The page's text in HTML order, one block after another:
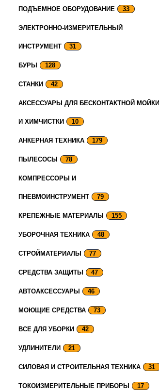
ПОДЪЕМНОЕ ОБОРУДОВАНИЕ 33
ЭЛЕКТРОННО-ИЗМЕРИТЕЛЬНЫЙ
ИНСТРУМЕНТ 31
БУРЫ 128
СТАНКИ 42
АКСЕССУАРЫ ДЛЯ БЕСКОНТАКТНОЙ МОЙКИ
И ХИМЧИСТКИ 10
АНКЕРНАЯ ТЕХНИКА 179
ПЫЛЕСОСЫ 78
КОМПРЕССОРЫ И
ПНЕВМОИНСТРУМЕНТ 79
КРЕПЕЖНЫЕ МАТЕРИАЛЫ 155
УБОРОЧНАЯ ТЕХНИКА 48
СТРОЙМАТЕРИАЛЫ 77
СРЕДСТВА ЗАЩИТЫ 47
АВТОАКСЕССУАРЫ 46
МОЮЩИЕ СРЕДСТВА 73
ВСЕ ДЛЯ УБОРКИ 42
УДЛИНИТЕЛИ 21
СИЛОВАЯ И СТРОИТЕЛЬНАЯ ТЕХНИКА 31
ТОКОИЗМЕРИТЕЛЬНЫЕ ПРИБОРЫ 17